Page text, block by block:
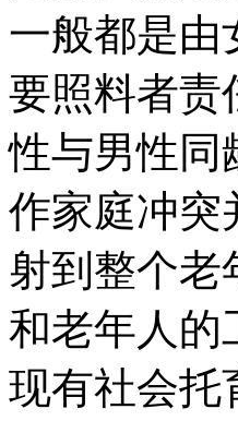
一般都是由
要照料者责
性与男性同
作家庭冲突
射到整个老
和老年人
现有社会托